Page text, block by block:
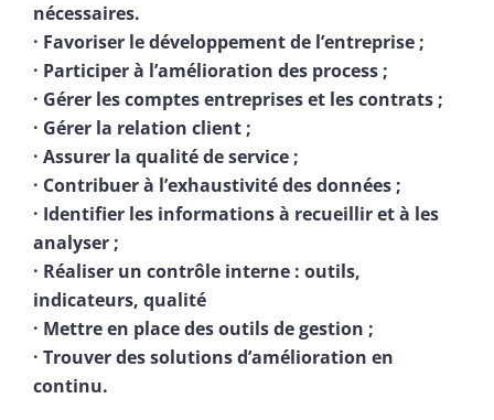
nécessaires.
· Favoriser le développement de l’entreprise ;
· Participer à l’amélioration des process ;
· Gérer les comptes entreprises et les contrats ;
· Gérer la relation client ;
· Assurer la qualité de service ;
· Contribuer à l’exhaustivité des données ;
· Identifier les informations à recueillir et à les
analyser ;
· Réaliser un contrôle interne : outils,
indicateurs, qualité
· Mettre en place des outils de gestion ;
· Trouver des solutions d’amélioration en
continu.